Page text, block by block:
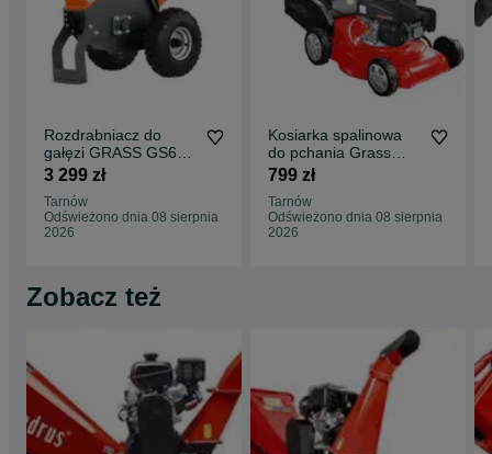
Rozdrabniacz do
gałęzi GRASS GS650
Loncin 196cm3
4,1KW do 10cm
bębnowy
3 299 zł
Tarnów
Odświeżono dnia 08 sierpnia
2026
Kosiarka spalinowa
do pchania Grass
WR65763K Vega
LONCIN 123cm3
40cm
799 zł
Tarnów
Odświeżono dnia 08 sierpnia
2026
Zobacz też